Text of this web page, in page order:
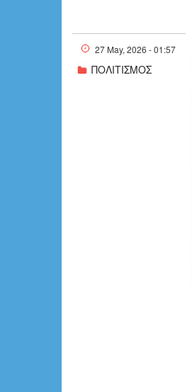
27 May, 2026 - 01:57
ΠΟΛΙΤΙΣΜΟΣ